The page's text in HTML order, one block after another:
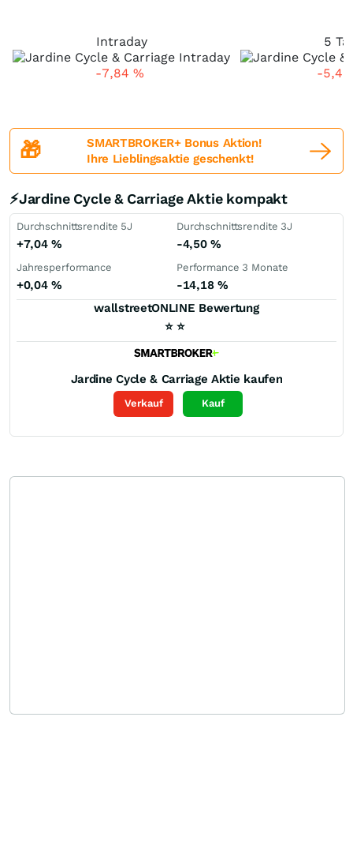
Intraday
-7,84 %
5
-
🎁
SMARTBROKER+ Bonus Aktion!
Ihre Lieblingsaktie geschenkt!
⚡Jardine Cycle & Carriage Aktie kompakt
Durchschnittsrendite 5J
+7,04%
Durchschnittsrendite 3J
-4,50%
Jahresperformance
+0,04%
Performance 3 Monate
-14,18 %
wallstreetONLINE Bewertung
⭐ ⭐
Jardine Cycle & Carriage Aktie kaufen
Verkauf Kauf